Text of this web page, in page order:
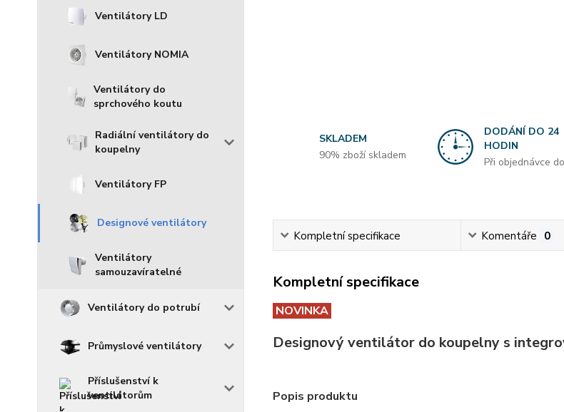
Ventilátory LD
Ventilátory NOMIA
Ventilátory do
sprchového koutu
Radiální ventilátory do
koupelny
Ventilátory FP
Designové ventilátory
Ventilátory
samouzavíratelné
Ventilátory do potrubí
Průmyslové ventilátory
Příslušenství k
ventilátorům
SKLADEM
90% zboží skladem
DODÁNÍ DO 24
HODIN
Při objednávce
Kompletní specifikace Komentáře 0
Kompletní specifikace
NOVINKA
Designový ventilátor do koupelny s
Popis produktu